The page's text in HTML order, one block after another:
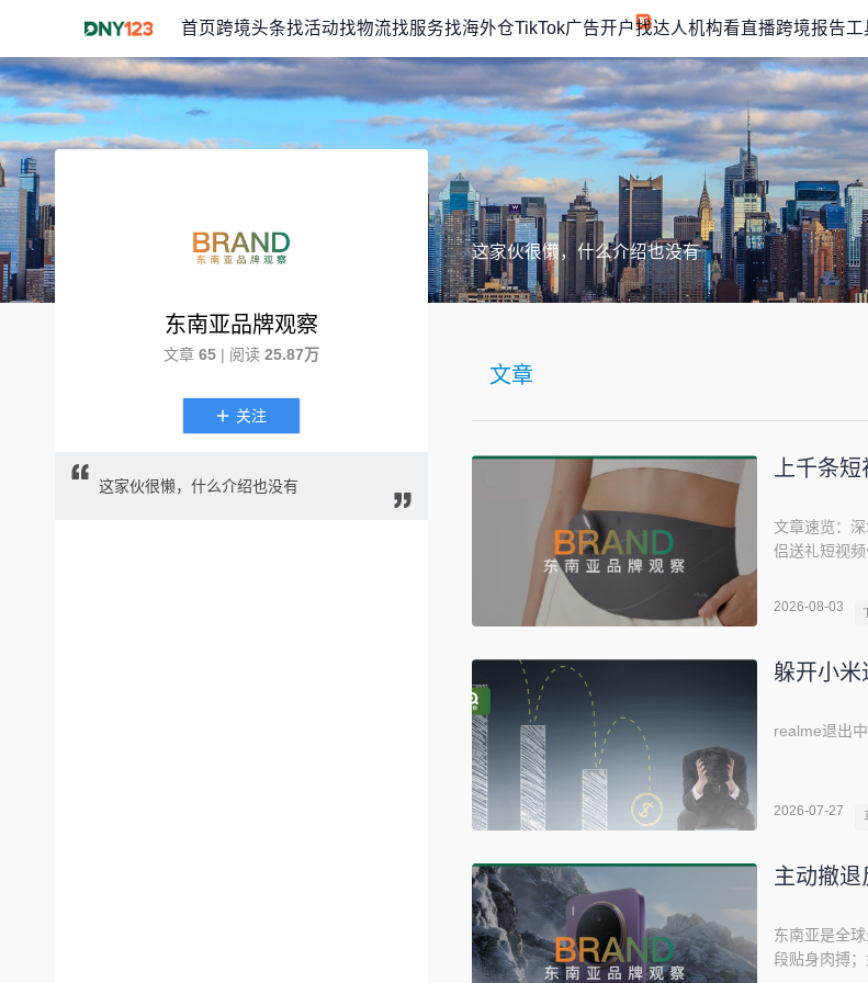
首页 跨境头条找活动找物流找服务找海外仓TikTok广告开户找达人机构看直播跨境报告工
东南亚品牌观察
文章 65 | 阅读 25.87万
关注
这家伙很懒，什么介绍也没有
这家伙很懒，什么介绍也没有
文章
上千条
文章速览：
侣送礼短视
忽然热闹起
式"当成一种
玻璃门被陆
2026-08-03
躲开小
realme退出
2026-07-27
主动撤
东南亚是全
段贴身肉搏